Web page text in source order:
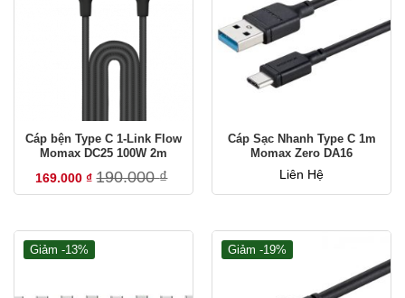
TRUNG TÂM BẢO HÀNH
T2–T7 · 8:00–12:00 & 13:30–17:30
BT2 – Ô 18, Bán Đảo Linh Đàm, P. Hoàng Liệt, Hà Nội ·
Cáp bện Type C 1-Link Flow
Momax DC25 100W 2m
169.000₫ 190.000₫
Cáp Sạc Nhanh Type C 1m
Momax Zero DA16
Liên Hệ
Giảm -13% Giảm -19%